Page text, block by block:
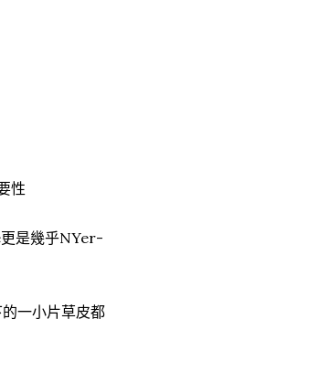
性
是幾乎NYer-
一小片草皮都